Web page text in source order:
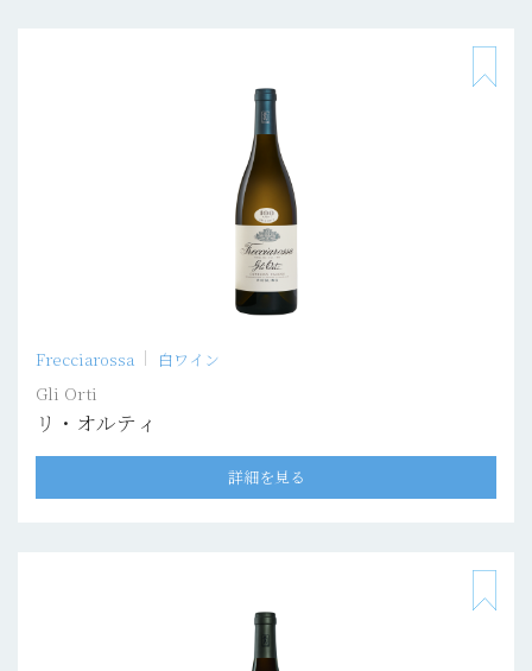
Frecciarossa 白ワイン
Gli Orti
リ・オルティ
詳細を見る